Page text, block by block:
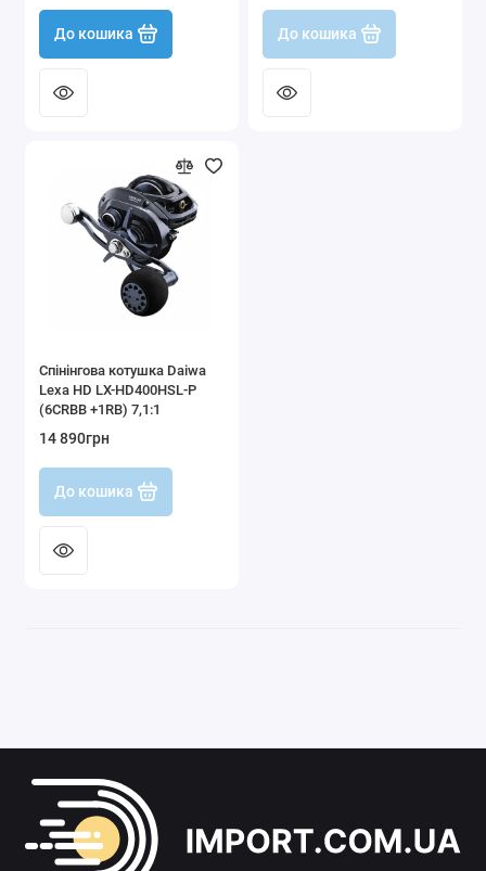
До кошика
ліски
До кошика
Спінінгова котушка Daiwa
Lexa HD LX-HD400HSL-P
(6CRBB +1RB) 7,1:1
14 890грн
До кошика